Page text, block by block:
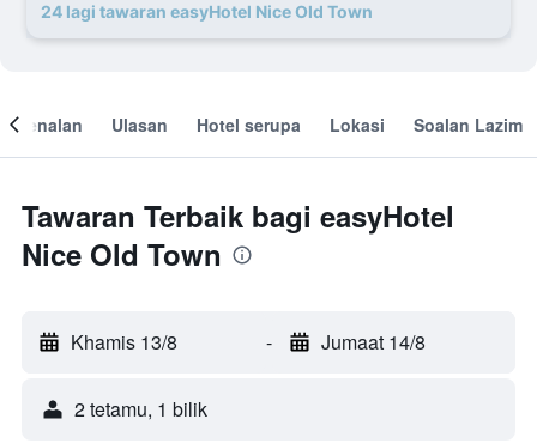
24 lagi tawaran easyHotel Nice Old Town
Ulasan Hotel serupa Lokasi Soalan Lazim
Tawaran Terbaik bagi easyHotel
Nice Old Town
Khamis 13/8 - Jumaat 14/8
2 tetamu, 1 bilik